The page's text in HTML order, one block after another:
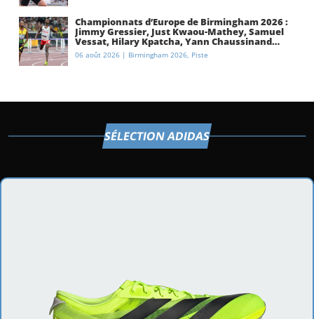
Championnats d’Europe de Birmingham 2026 :
Jimmy Gressier, Just Kwaou-Mathey, Samuel
Vessat, Hilary Kpatcha, Yann Chaussinand…
Présentation de l’équipe de France
d’athlétisme
06 août 2026 | Birmingham 2026, Piste
SÉLECTION ADIDAS